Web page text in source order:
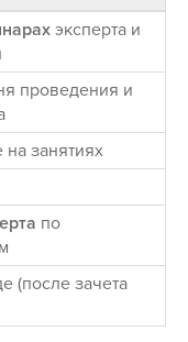
эксперта и
проведения и
занятиях
по
(после зачета